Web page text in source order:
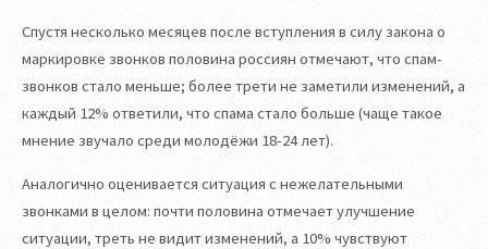
Спустя несколько месяцев после вступления в силу закона о
маркировке звонков половина россиян отмечают, что спам-
звонков стало меньше; более трети не заметили изменений, а
каждый 12% ответили, что спама стало больше (чаще такое
мнение звучало среди молодёжи 18-24 лет).
Аналогично оценивается ситуация с нежелательными
звонками в целом: почти половина отмечает улучшение
ситуации, треть не видит изменений, а 10% чувствуют